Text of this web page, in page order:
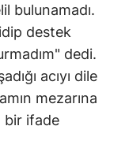
bulunamadı.
destek
dedi.
acıyı dile
mezarına
bir ifade